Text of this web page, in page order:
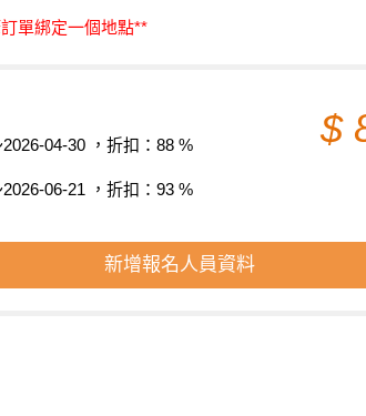
單綁定一個地點**
04-30 ，折扣：88 %
06-21 ，折扣：93 %
$
新增報名人員資料